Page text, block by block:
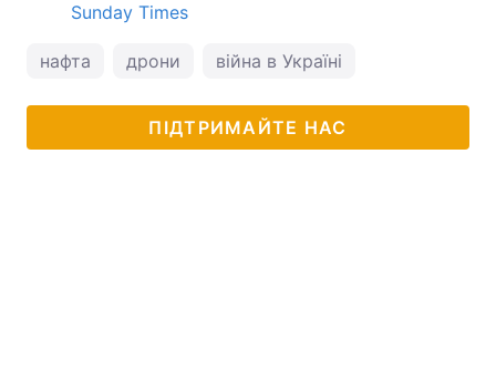
Sunday Times
нафта дрони війна в Україні
ПІДТРИМАЙТЕ НАС